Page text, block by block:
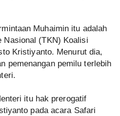
Muhaimin itu adalah
Nasional (TKN) Koalisi
Kristiyanto. Menurut dia,
pemenangan pemilu terlebih
itu hak prerogatif
pada acara Safari